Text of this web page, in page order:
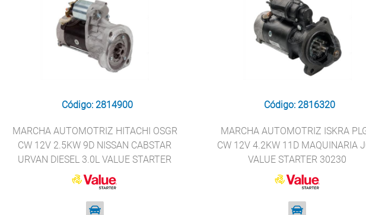
Código: 2814900
MARCHA AUTOMOTRIZ HITACHI OSGR
CW 12V 2.5KW 9D NISSAN CABSTAR
URVAN DIESEL 3.0L VALUE STARTER
33182
Código: 2816320
MARCHA AUTOMOTRIZ ISKRA
CW 12V 4.2KW 11D MAQUINARIA
VALUE STARTER 30230